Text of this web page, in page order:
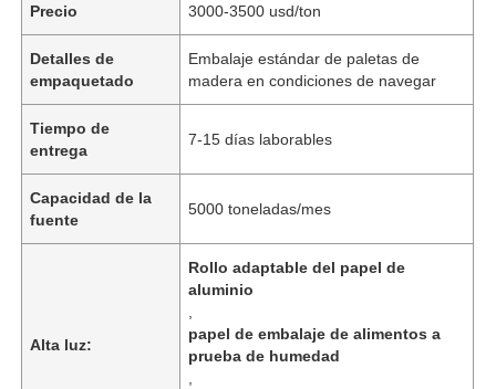
Precio 3000-3500 usd/ton
Detalles de
empaquetado
Embalaje estándar de paletas de
madera en condiciones de navegar
Tiempo de
entrega
7-15 días laborables
Capacidad de la
fuente
5000 toneladas/mes
Alta luz:
Rollo adaptable del papel de
aluminio
papel de embalaje de alimentos a
prueba de humedad